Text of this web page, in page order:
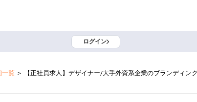
ログイン
一覧 ＞ 【正社員求人】デザイナー/大手外資系企業のブランディン